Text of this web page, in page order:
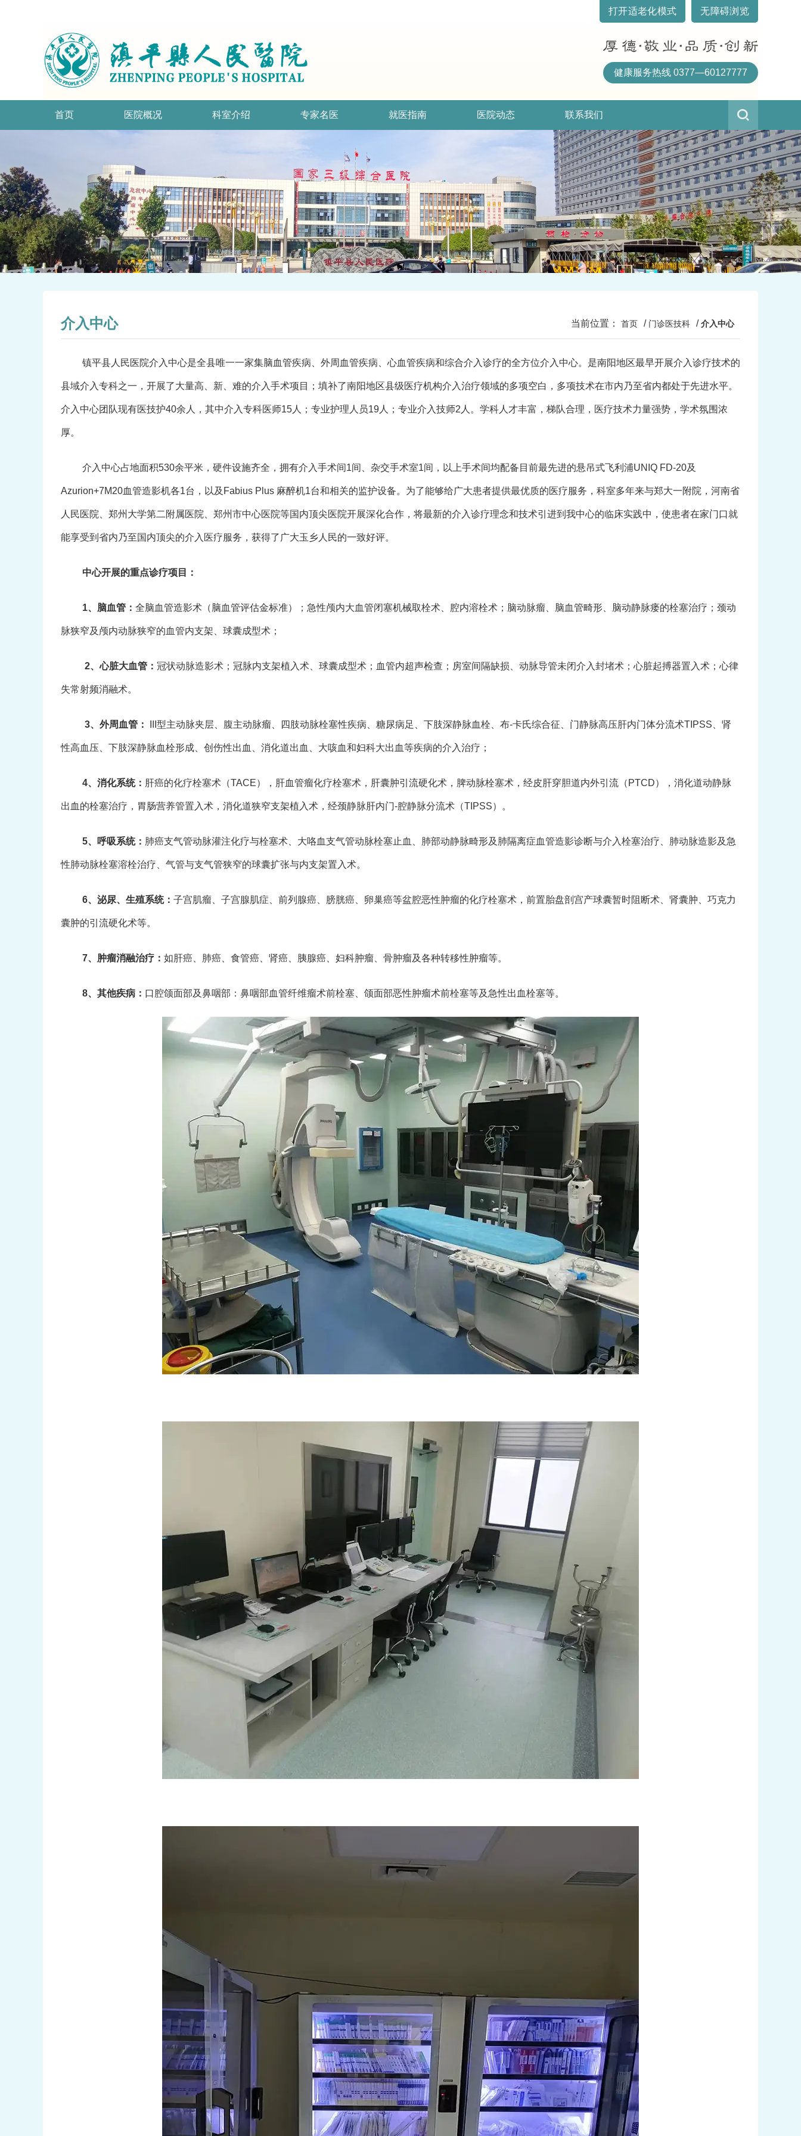
打开适老化模式 无障碍浏览
健康服务热线 0377—60127777
首页 医院概况 科室介绍 专家名医 就医指南 医院动态 联系我们
介入中心 当前位置： 首页 / 门诊医技科 /介入中心
镇平县人民医院介入中心是全县唯一一家集脑血管疾病、外周血管疾病、心血管疾病和综合介入诊疗的全方位介入中心。是南阳地区最早开展介入诊疗技术的
县域介入专科之一，开展了大量高、新、难的介入手术项目；填补了南阳地区县级医疗机构介入治疗领域的多项空白，多项技术在市内乃至省内都处于先进水平。
介入中心团队现有医技护40余人，其中介入专科医师15人；专业护理人员19人；专业介入技师2人。学科人才丰富，梯队合理，医疗技术力量强势，学术氛围浓
厚。
介入中心占地面积530余平米，硬件设施齐全，拥有介入手术间1间、杂交手术室1间，以上手术间均配备目前最先进的悬吊式飞利浦UNIQ FD-20及
Azurion+7M20血管造影机各1台，以及Fabius Plus 麻醉机1台和相关的监护设备。为了能够给广大患者提供最优质的医疗服务，科室多年来与郑大一附院，河南省
人民医院、郑州大学第二附属医院、郑州市中心医院等国内顶尖医院开展深化合作，将最新的介入诊疗理念和技术引进到我中心的临床实践中，使患者在家门口就
能享受到省内乃至国内顶尖的介入医疗服务，获得了广大玉乡人民的一致好评。
中心开展的重点诊疗项目：
1、脑血管： 全脑血管造影术（脑血管评估金标准）；急性颅内大血管闭塞机械取栓术、腔内溶栓术；脑动脉瘤、脑血管畸形、脑动静脉瘘的栓塞治疗；颈动
脉狭窄及颅内动脉狭窄的血管内支架、球囊成型术；
2、心脏大血管： 冠状动脉造影术；冠脉内支架植入术、球囊成型术；血管内超声检查；房室间隔缺损、动脉导管未闭介入封堵术；心脏起搏器置入术；心律
失常射频消融术。
3、外周血管： III型主动脉夹层、腹主动脉瘤、四肢动脉栓塞性疾病、糖尿病足、下肢深静脉血栓、布-卡氏综合征、门静脉高压肝内门体分流术TIPSS、肾
性高血压、下肢深静脉血栓形成、创伤性出血、消化道出血、大咳血和妇科大出血等疾病的介入治疗；
4、消化系统： 肝癌的化疗栓塞术（TACE），肝血管瘤化疗栓塞术，肝囊肿引流硬化术，脾动脉栓塞术，经皮肝穿胆道内外引流（PTCD），消化道动静脉
出血的栓塞治疗，胃肠营养管置入术，消化道狭窄支架植入术，经颈静脉肝内门-腔静脉分流术（TIPSS）。
5、呼吸系统： 肺癌支气管动脉灌注化疗与栓塞术、大咯血支气管动脉栓塞止血、肺部动静脉畸形及肺隔离症血管造影诊断与介入栓塞治疗、肺动脉造影及急
性肺动脉栓塞溶栓治疗、气管与支气管狭窄的球囊扩张与内支架置入术。
6、泌尿、生殖系统： 子宫肌瘤、子宫腺肌症、前列腺癌、膀胱癌、卵巢癌等盆腔恶性肿瘤的化疗栓塞术，前置胎盘剖宫产球囊暂时阻断术、肾囊肿、巧克力
囊肿的引流硬化术等。
7、肿瘤消融治疗： 如肝癌、肺癌、食管癌、肾癌、胰腺癌、妇科肿瘤、骨肿瘤及各种转移性肿瘤等。
8、其他疾病： 口腔颌面部及鼻咽部：鼻咽部血管纤维瘤术前栓塞、颌面部恶性肿瘤术前栓塞等及急性出血栓塞等。